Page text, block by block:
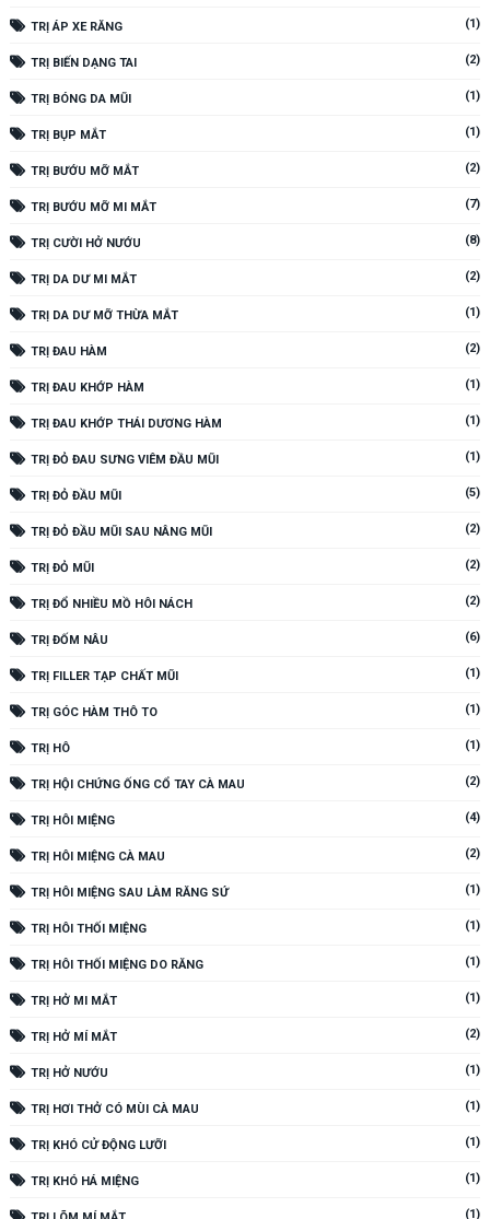
TRỊ ÁP XE RĂNG (1)
TRỊ BIẾN DẠNG TAI (2)
TRỊ BÓNG DA MŨI (1)
TRỊ BỤP MẮT (1)
TRỊ BƯỚU MỠ MẮT (2)
TRỊ BƯỚU MỠ MI MẮT (7)
TRỊ CƯỜI HỞ NƯỚU (8)
TRỊ DA DƯ MI MẮT (2)
TRỊ DA DƯ MỠ THỪA MẮT (1)
TRỊ ĐAU HÀM (2)
TRỊ ĐAU KHỚP HÀM (1)
TRỊ ĐAU KHỚP THÁI DƯƠNG HÀM (1)
TRỊ ĐỎ ĐAU SƯNG VIÊM ĐẦU MŨI (1)
TRỊ ĐỎ ĐẦU MŨI (5)
TRỊ ĐỎ ĐẦU MŨI SAU NÂNG MŨI (2)
TRỊ ĐỎ MŨI (2)
TRỊ ĐỔ NHIỀU MỒ HÔI NÁCH (2)
TRỊ ĐỐM NÂU (6)
TRỊ FILLER TẠP CHẤT MŨI (1)
TRỊ GÓC HÀM THÔ TO (1)
TRỊ HÔ (1)
TRỊ HỘI CHỨNG ỐNG CỔ TAY CÀ MAU (2)
TRỊ HÔI MIỆNG (4)
TRỊ HÔI MIỆNG CÀ MAU (2)
TRỊ HÔI MIỆNG SAU LÀM RĂNG SỨ (1)
TRỊ HÔI THỐI MIỆNG (1)
TRỊ HÔI THỐI MIỆNG DO RĂNG (1)
TRỊ HỞ MI MẮT (1)
TRỊ HỞ MÍ MẮT (2)
TRỊ HỞ NƯỚU (1)
TRỊ HƠI THỞ CÓ MÙI CÀ MAU (1)
TRỊ KHÓ CỬ ĐỘNG LƯỠI (1)
TRỊ KHÓ HÁ MIỆNG (1)
(1)